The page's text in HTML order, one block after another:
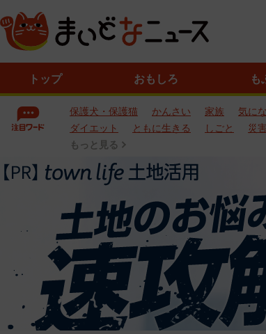
トップ おもしろ も
保護犬・保護猫 かんさい 家族 気に
ダイエット
ともに生きる しごと 災害
もっと見る